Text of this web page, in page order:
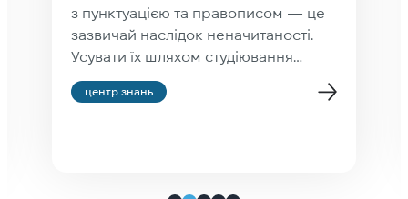
з пунктуацією та правописом — це
зазвичай наслідок неначитаності.
Усувати їх шляхом студіювання
правил правопису — усе одно що
набувати водійський досвід шляхом
центр знань